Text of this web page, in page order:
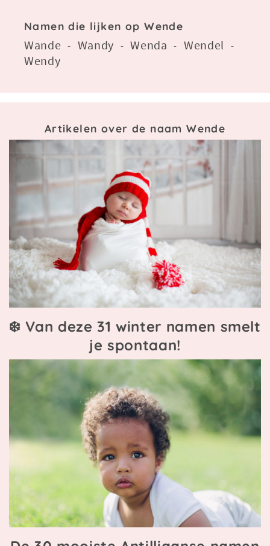
Namen die lijken op Wende
Wande - Wandy -Wenda -Wendel -
Wendy
Artikelen over de naam Wende
❄️ Van deze 31 winter namen smelt
je spontaan!